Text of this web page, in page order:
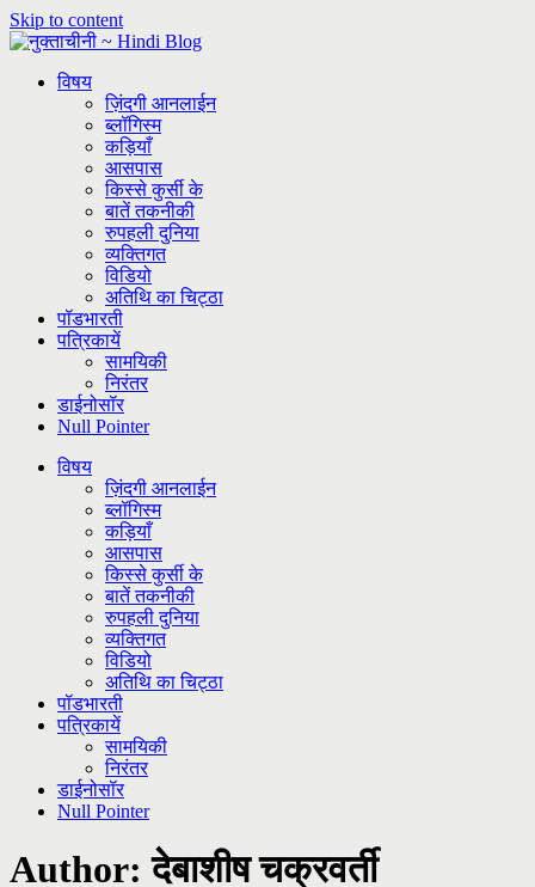
Skip to content
विषय
ज़िंदगी आनलाईन
ब्लॉगिस्म
कड़ियाँ
आसपास
किस्से कुर्सी के
बातें तकनीकी
रुपहली दुनिया
व्यक्तिगत
विडियो
अतिथि का चिट्ठा
पॉडभारती
पत्रिकायें
सामयिकी
निरंतर
डाईनोसॉर
Null Pointer
विषय
ज़िंदगी आनलाईन
ब्लॉगिस्म
कड़ियाँ
आसपास
किस्से कुर्सी के
बातें तकनीकी
रुपहली दुनिया
व्यक्तिगत
विडियो
अतिथि का चिट्ठा
पॉडभारती
पत्रिकायें
सामयिकी
निरंतर
डाईनोसॉर
Null Pointer
Author:देबाशीष चक्रवर्ती